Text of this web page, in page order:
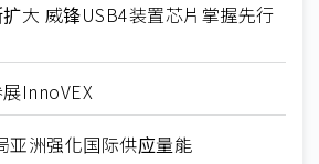
大 威锋USB4装置芯片掌握先行
InnoVEX
亚洲强化国际供应量能